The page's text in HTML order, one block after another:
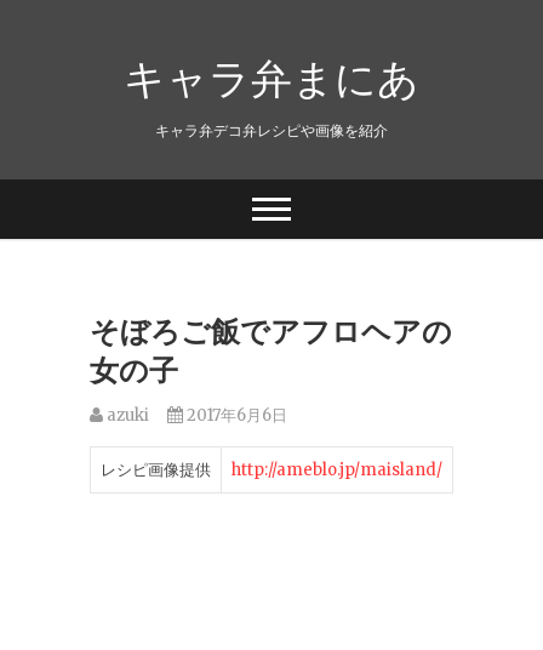
キャラ弁まにあ
キャラ弁デコ弁レシピや画像を紹介
そぼろご飯でアフロヘアの
女の子
azuki 2017年6月6日
レシピ画像提供 http://ameblo.jp/maisland/